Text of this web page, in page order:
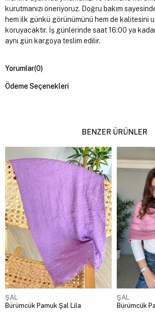
kurutmanızı öneriyoruz. Doğru bakım
hem ilk günkü görünümünü hem de kalitesini
koruyacaktır. İş günlerinde saat 16:00 ya
aynı gün kargoya teslim edilir.
Yorumlar(0)
Ödeme Seçenekleri
BENZER ÜRÜNLER
ŞAL
Bürümcük Pamuk Şal Lila
ŞAL
Bürümcük